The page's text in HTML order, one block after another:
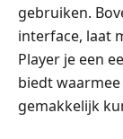
gebruiken.
interface, laat
Player je een
biedt
gemakkelijk